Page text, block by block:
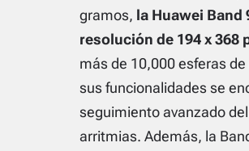
gramos, la Huawei Band
resolución de 194 x 368
más de 10,000 esferas
sus funcionalidades se
seguimiento avanzado
arritmias. Además, la